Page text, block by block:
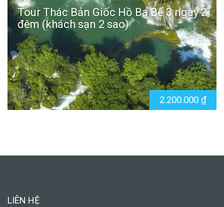
Tour Thác Bản Giốc Hồ Ba Bể 3 ngày 2
đêm (khách sạn 2 sao)
2.200.000 ₫
LIÊN HỆ